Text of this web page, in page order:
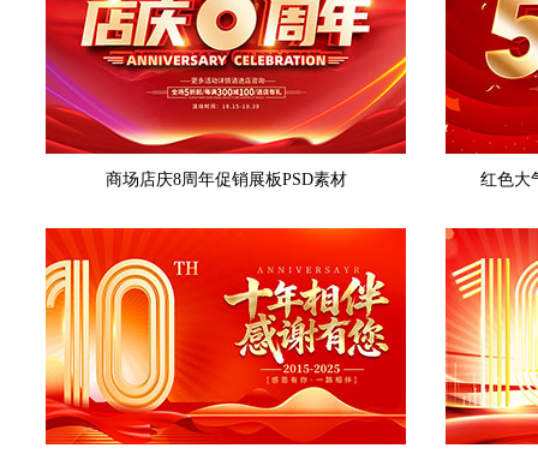
商场店庆8周年促销展板PSD素材 红色大